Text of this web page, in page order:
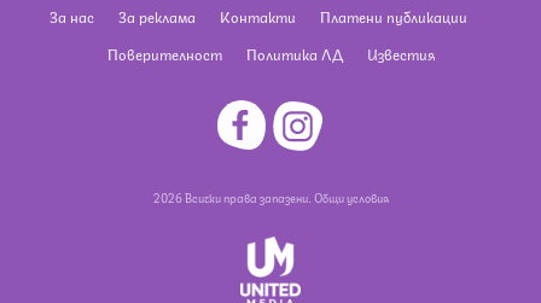
За нас За реклама Контакти
Платени публикации
Поверителност
Политика ЛД Известия
2026 Всички права запазени. Общи условия